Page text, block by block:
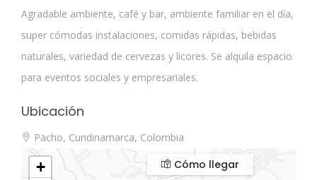
Agradable ambiente, café y bar, ambiente familiar en el día,
super cómodas instalaciones, comidas rápidas, bebidas
naturales, variedad de cervezas y licores. Se alquila espacio
para eventos sociales y empresariales.
Ubicación
Pacho, Cundinamarca, Colombia
+
Cómo llegar